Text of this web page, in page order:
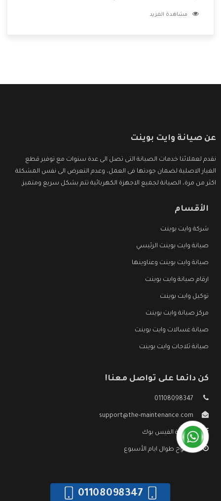
المنتجات وتقدم للعملاء أقوى العروض والخصومات التى تسهل
مشاهدة المزيد
عن صيانة وايت بوينت
نقدم لعملائنا خدمات الصيانة التى تصل الى عدة سنوات مع توفير قطع
الغيار الاصلية لضمان جودتها فى العمل، وعدم التعرض الى نفس المشكلة
اكثر من مرة، الصيانة لجميع الاجهزة الكهربائية تتم بشكل سريع ومتميز.
الأقسام
شركة وايت بوينت
صيانة وايت بوينت الرئيسي
صيانة وايت بوينت وعناوينها
ارقام صيانة وايت بوينت
توكيل وايت بوينت
مركز صيانة وايت بوينت
صيانة غسالات وايت بوينت
صيانة ثلاجات وايت بوينت
كن دائما على تواصل معنا!
01108098347
support@the-maintenance.com
صفحة الفيس بوك
مفتوح طوال ايام الأسبوع
01108098347